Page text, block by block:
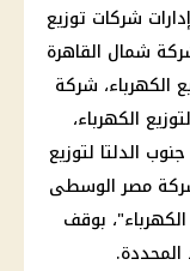
شركات توزيع
شمال القاهرة
الكهرباء، شركة
الكهرباء،
الدلتا لتوزيع
شركة مصر الوسطى
بوقف